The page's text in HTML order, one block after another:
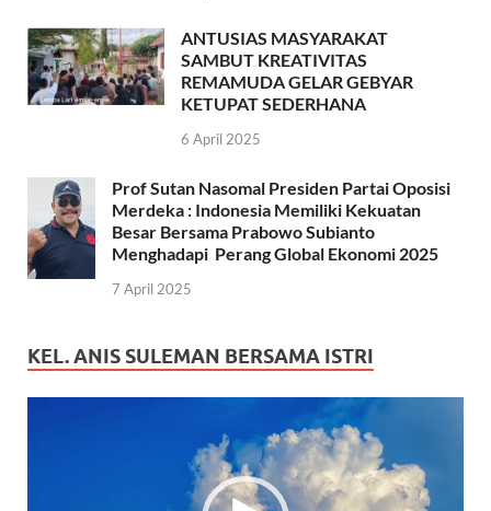
ANTUSIAS MASYARAKAT
SAMBUT KREATIVITAS
REMAMUDA GELAR GEBYAR
KETUPAT SEDERHANA
6 April 2025
Prof Sutan Nasomal Presiden Partai Oposisi
Merdeka : Indonesia Memiliki Kekuatan
Besar Bersama Prabowo Subianto
Menghadapi Perang Global Ekonomi 2025
7 April 2025
KEL. ANIS SULEMAN BERSAMA ISTRI